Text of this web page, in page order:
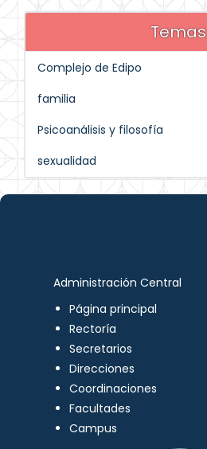
Temas
Complejo de Edipo
familia
Psicoanálisis y filosofía
sexualidad
Administración Central
Página principal
Rectoría
Secretarios
Direcciones
Coordinaciones
Facultades
Campus